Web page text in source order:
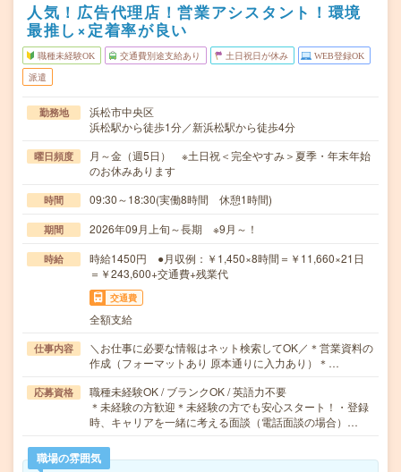
人気！広告代理店！営業アシスタント！環境
最推し×定着率が良い
職種未経験OK 交通費別途支給あり 土日祝日が休み WEB登録OK
派遣
勤務地
浜松市中央区
浜松駅から徒歩1分／新浜松駅から徒歩4分
曜日頻度
月～金（週5日） ※土日祝＜完全やすみ＞夏季・年末年始
のお休みあります
時間 09:30～18:30(実働8時間 休憩1時間)
期間 2026年09月上旬～長期 ※9月～！
時給
時給1450円 ●月収例：￥1,450×8時間＝￥11,660×21日
＝￥243,600+交通費+残業代
交通費
全額支給
仕事内容
＼お仕事に必要な情報はネット検索してOK／＊営業資料の
作成（フォーマットあり 原本通りに入力あり）＊…
応募資格
職種未経験OK / ブランクOK / 英語力不要
＊未経験の方歓迎＊未経験の方でも安心スタート！・登録
時、キャリアを一緒に考える面談（電話面談の場合）…
職場の雰囲気